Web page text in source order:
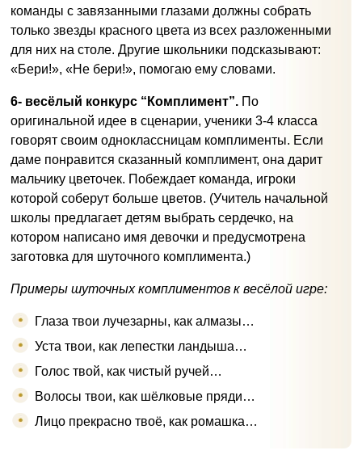
команды с завязанными глазами должны собрать
только звезды красного цвета из всех разложенными
для них на столе. Другие школьники подсказывают:
«Бери!», «Не бери!», помогаю ему словами.
6- весёлый конкурс “Комплимент”. По
оригинальной идее в сценарии, ученики 3-4 класса
говорят своим одноклассницам комплименты. Если
даме понравится сказанный комплимент, она дарит
мальчику цветочек. Побеждает команда, игроки
которой соберут больше цветов. (Учитель начальной
школы предлагает детям выбрать сердечко, на
котором написано имя девочки и предусмотрена
заготовка для шуточного комплимента.)
Примеры шуточных комплиментов к весёлой игре:
Глаза твои лучезарны, как алмазы…
Уста твои, как лепестки ландыша…
Голос твой, как чистый ручей…
Волосы твои, как шёлковые пряди…
Лицо прекрасно твоё, как ромашка…